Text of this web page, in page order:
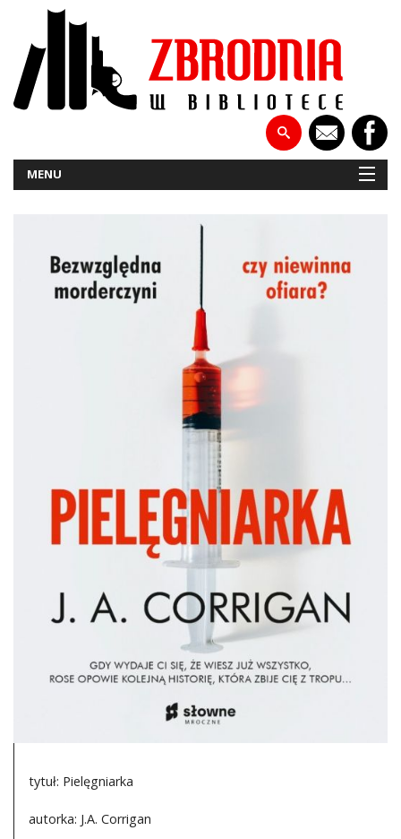
MENU
NOWOŚCI
PATRONATY
KONTAKT
tytuł: Pielęgniarka
autorka: J.A. Corrigan